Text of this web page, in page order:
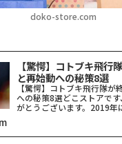
doko-store.com
【驚愕】コトブキ飛行
と再始動への秘策8選
【驚愕】コトブキ飛行隊が
への秘策8選どこストアで
がとうございます。2019年
倒的な空戦描写でアニメ
のコトブキ飛行隊』。し
了」「なぜ」といっ...